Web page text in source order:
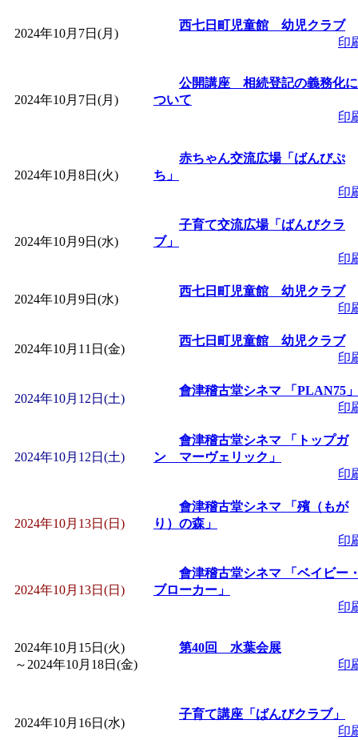
間：2026/08/10～2026/
付期間：2026/08/10～
赤ちゃん子育て講
付期間：2026/08/10～
「まだまだ暑い！コ
レクリエーション
ットせよ！」 受付期
皆鶴姫のこびる塾
～」 受付期間：～
「子育て交流広場「
間：2026/08/10～
赤ちゃん交流広場
間：2026/08/10～2026/
de 健康づくり」
」
「堂島地区歴史ウオ
2024年10月7日(月)
西七日町児童館 幼児クラブ
印
2024年10月7日(月)
公開講座 相続登記の義務化に
ついて
印
2024年10月8日(火)
赤ちゃん交流広場「ばんびぷ
ち」
印
2024年10月9日(水)
子育て交流広場「ばんびクラ
ブ」
印
2024年10月9日(水)
西七日町児童館 幼児クラブ
印
2024年10月11日(金)
西七日町児童館 幼児クラブ
印
2024年10月12日(土)
會津稽古堂シネマ 「PLAN75」
印
2024年10月12日(土)
會津稽古堂シネマ 「トップガ
ン マーヴェリック」
印
2024年10月13日(日)
會津稽古堂シネマ 「殯（もが
り）の森」
印
2024年10月13日(日)
會津稽古堂シネマ 「ベイビー
ブローカー」
印
2024年10月15日(火)
～ 2024年10月18日(金)
第40回 水葉会展
印
2024年10月16日(水)
子育て講座「ばんびクラブ」
印